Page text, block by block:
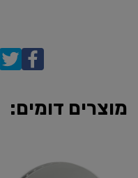
מוצרים דומים: